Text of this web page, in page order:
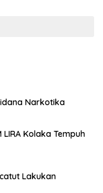
Narkotika
LIRA Kolaka Tempuh
Lakukan